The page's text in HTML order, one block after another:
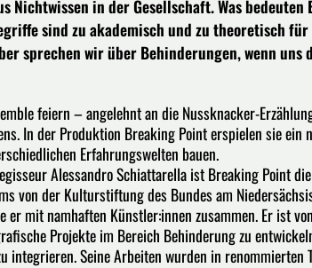
Nichtwissen in der Gesellschaft. Was
sind zu akademisch und zu theoretisch für
sprechen wir über Behinderungen, wenn
feiern – angelehnt an die Nussknacker-
In der Produktion Breaking Point erspielen sie ein
Erfahrungswelten bauen.
Alessandro Schiattarella ist Breaking Point
von der Kulturstiftung des Bundes am
mit namhaften Künstler:innen zusammen. Er ist
Projekte im Bereich Behinderung zu
integrieren. Seine Arbeiten wurden in renommierten